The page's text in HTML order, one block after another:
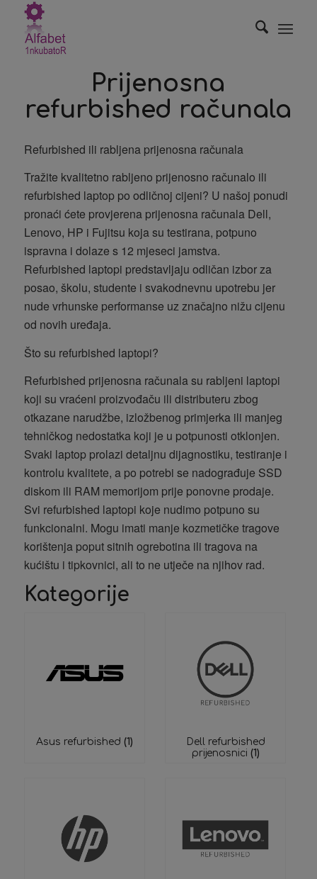
Prijenosna
refurbished računala
Refurbished ili rabljena prijenosna računala
Tražite kvalitetno rabljeno prijenosno računalo ili
refurbished laptop po odličnoj cijeni? U našoj ponudi
pronaći ćete provjerena prijenosna računala Dell,
Lenovo, HP i Fujitsu koja su testirana, potpuno
ispravna i dolaze s 12 mjeseci jamstva.
Refurbished laptopi predstavljaju odličan izbor za
posao, školu, studente i svakodnevnu upotrebu jer
nude vrhunske performanse uz značajno nižu cijenu
od novih uređaja.
Što su refurbished laptopi?
Refurbished prijenosna računala su rabljeni laptopi
koji su vraćeni proizvođaču ili distributeru zbog
otkazane narudžbe, izložbenog primjerka ili manjeg
tehničkog nedostatka koji je u potpunosti otklonjen.
Svaki laptop prolazi detaljnu dijagnostiku, testiranje i
kontrolu kvalitete, a po potrebi se nadograđuje SSD
diskom ili RAM memorijom prije ponovne prodaje.
Svi refurbished laptopi koje nudimo potpuno su
funkcionalni. Mogu imati manje kozmetičke tragove
korištenja poput sitnih ogrebotina ili tragova na
kućištu i tipkovnici, ali to ne utječe na njihov rad.
Kategorije
Asus refurbished (1)
Dell refurbished
prijenosnici (1)